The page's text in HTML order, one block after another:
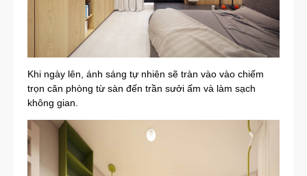
Khi ngày lên, ánh sáng tự nhiên sẽ tràn vào vào chiếm
trọn căn phòng từ sàn đến trần sưởi ấm và làm sạch
không gian.